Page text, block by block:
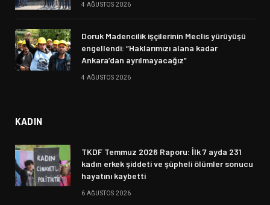
4 AĞUSTOS 2026
Doruk Madencilik işçilerinin Meclis yürüyüşü
engellendi: “Haklarımızı alana kadar
Ankara’dan ayrılmayacağız”
4 AĞUSTOS 2026
KADIN
TKDF Temmuz 2026 Raporu: İlk 7 ayda 231
kadın erkek şiddeti ve şüpheli ölümler sonucu
hayatını kaybetti
6 AĞUSTOS 2026